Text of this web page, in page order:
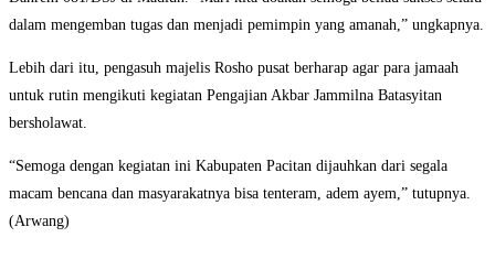
dalam mengemban tugas dan menjadi pemimpin yang amanah,” ungkapnya.
Lebih dari itu, pengasuh majelis Rosho pusat berharap agar para jamaah
untuk rutin mengikuti kegiatan Pengajian Akbar Jammilna Batasyitan
bersholawat.
“Semoga dengan kegiatan ini Kabupaten Pacitan dijauhkan dari segala
macam bencana dan masyarakatnya bisa tenteram, adem ayem,” tutupnya.
(Arwang)